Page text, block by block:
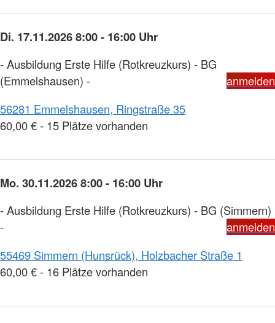
Di. 17.11.2026 8:00 - 16:00 Uhr
- Ausbildung Erste Hilfe (Rotkreuzkurs) - BG
(Emmelshausen) -
anmelden
56281 Emmelshausen, Ringstraße 35
60,00 € - 15 Plätze vorhanden
Mo. 30.11.2026 8:00 - 16:00 Uhr
- Ausbildung Erste Hilfe (Rotkreuzkurs) - BG (Simmern)
-
anmelden
55469 Simmern (Hunsrück), Holzbacher Straße 1
60,00 € - 16 Plätze vorhanden